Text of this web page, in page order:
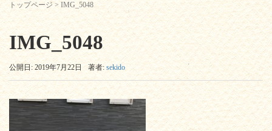
トップページ> IMG_5048
IMG_5048
公開日: 2019年7月22日 著者: sekido